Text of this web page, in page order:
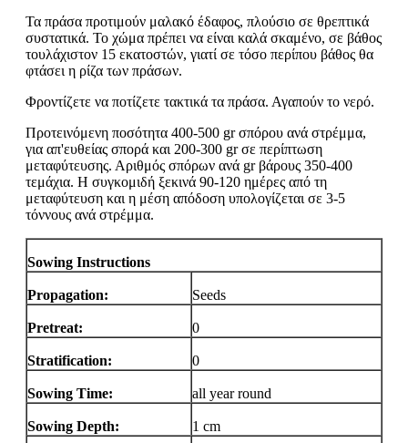
Τα πράσα προτιμούν μαλακό έδαφος, πλούσιο σε θρεπτικά
συστατικά. Το χώμα πρέπει να είναι καλά σκαμένο, σε βάθος
τουλάχιστον 15 εκατοστών, γιατί σε τόσο περίπου βάθος θα
φτάσει η ρίζα των πράσων.
Φροντίζετε να ποτίζετε τακτικά τα πράσα. Αγαπούν το νερό.
Προτεινόμενη ποσότητα 400-500 gr σπόρου ανά στρέμμα,
για απ'ευθείας σπορά και 200-300 gr σε περίπτωση
μεταφύτευσης. Αριθμός σπόρων ανά gr βάρους 350-400
τεμάχια. Η συγκομιδή ξεκινά 90-120 ημέρες από τη
μεταφύτευση και η μέση απόδοση υπολογίζεται σε 3-5
τόννους ανά στρέμμα.
Sowing Instructions
Propagation: Seeds
Pretreat: 0
Stratification: 0
Sowing Time: all year round
Sowing Depth: 1 cm